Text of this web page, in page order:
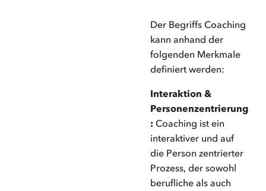
Der Begriffs Coaching
kann anhand der
folgenden Merkmale
definiert werden:
Interaktion &
Personenzentrierung
: Coaching ist ein
interaktiver und auf
die Person zentrierter
Prozess, der sowohl
berufliche als auch